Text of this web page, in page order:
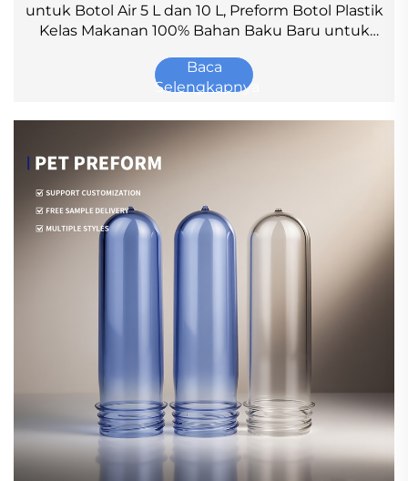
untuk Botol Air 5 L dan 10 L, Preform Botol Plastik
Kelas Makanan 100% Bahan Baku Baru untuk
Baca
Selengkapnya